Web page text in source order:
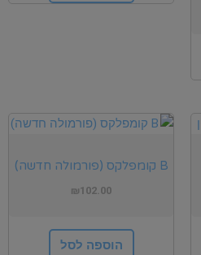
B קומפלקס (פורמולה חדשה)
₪102.00
הוספה לסל